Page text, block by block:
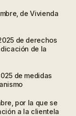
de Vivienda
de derechos
de la
de medidas
por la que se
a la clientela